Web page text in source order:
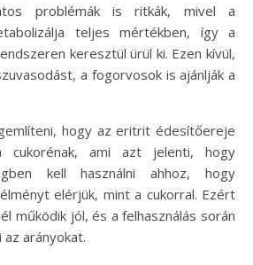
problémák is ritkák, mivel a
teljes mértékben, így a
keresztül ürül ki. Ezen kívül,
a fogorvosok is ajánlják a
hogy az eritrit édesítőereje
cukorénak, ami azt jelenti, hogy
kell használni ahhoz, hogy
elérjük, mint a cukorral. Ezért
működik jól, és a felhasználás során
arányokat.